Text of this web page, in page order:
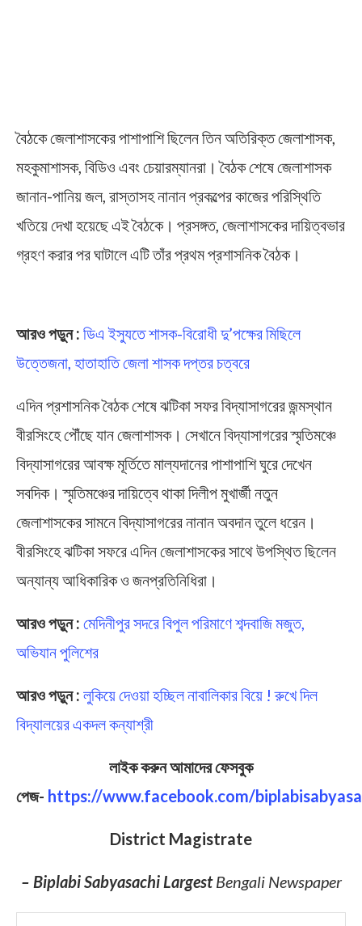
বৈঠকে জেলাশাসকের পাশাপাশি ছিলেন তিন অতিরিক্ত জেলাশাসক,
মহকুমাশাসক, বিডিও এবং চেয়ারম্যানরা। বৈঠক শেষে জেলাশাসক
জানান-পানিয় জল, রাস্তাসহ নানান প্রকল্পের কাজের পরিস্থিতি
খতিয়ে দেখা হয়েছে এই বৈঠকে। প্রসঙ্গত, জেলাশাসকের দায়িত্বভার
গ্রহণ করার পর ঘাটালে এটি তাঁর প্রথম প্রশাসনিক বৈঠক।
আরও পড়ুন : ডিএ ইস্যুতে শাসক-বিরোধী দু’পক্ষের মিছিলে
উত্তেজনা, হাতাহাতি জেলা শাসক দপ্তর চত্বরে
এদিন প্রশাসনিক বৈঠক শেষে ঝটিকা সফর বিদ্যাসাগরের জন্মস্থান
বীরসিংহে পৌঁছে যান জেলাশাসক। সেখানে বিদ্যাসাগরের স্মৃতিমঞ্চে
বিদ্যাসাগরের আবক্ষ মূর্তিতে মাল্যদানের পাশাপাশি ঘুরে দেখেন
সবদিক। স্মৃতিমঞ্চের দায়িত্বে থাকা দিলীপ মুখার্জী নতুন
জেলাশাসকের সামনে বিদ্যাসাগরের নানান অবদান তুলে ধরেন।
বীরসিংহে ঝটিকা সফরে এদিন জেলাশাসকের সাথে উপস্থিত ছিলেন
অন্যান্য আধিকারিক ও জনপ্রতিনিধিরা।
আরও পড়ুন : মেদিনীপুর সদরে বিপুল পরিমাণে শব্দবাজি মজুত,
অভিযান পুলিশের
আরও পড়ুন : লুকিয়ে দেওয়া হচ্ছিল নাবালিকার বিয়ে ! রুখে দিল
বিদ্যালয়ের একদল কন্যাশ্রী
লাইক করুন আমাদের ফেসবুক
পেজ- https://www.facebook.com/
District Magistrate
– Biplabi Sabyasachi LargestBengali Newspaper